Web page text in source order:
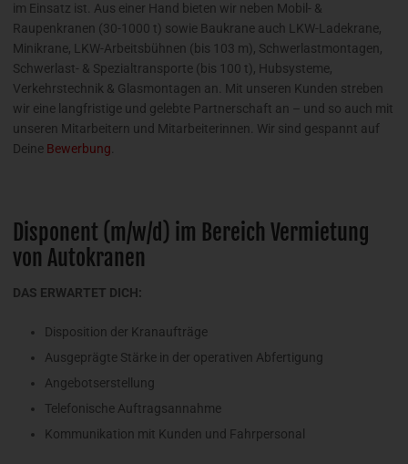
im Einsatz ist. Aus einer Hand bieten wir neben Mobil- &
Raupenkranen (30-1000 t) sowie Baukrane auch LKW-Ladekrane,
Minikrane, LKW-Arbeitsbühnen (bis 103 m), Schwerlast­montagen,
Schwerlast- & Spezial­transporte (bis 100 t), Hubsysteme,
Verkehrstechnik & Glasmontagen an. Mit unseren Kunden streben
wir eine langfristige und gelebte Partnerschaft an – und so auch mit
unseren Mitarbeitern und Mitarbeiterinnen. Wir sind gespannt auf
Deine Bewerbung
Disponent (m/w/d) im Bereich Vermietung
von Autokranen
DAS ERWARTET DICH:
Disposition der Kranaufträge
Ausgeprägte Stärke in der operativen Abfertigung
Angebotserstellung
Telefonische Auftragsannahme
Kommunikation mit Kunden und Fahrpersonal